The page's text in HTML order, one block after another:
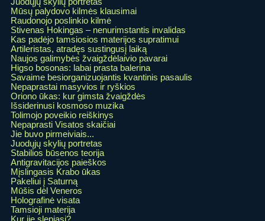
Mūsų palydovo kilmės klausimai
Raudonojo poslinkio kilmė
Stivenas Hokingas – nenurimstantis invalidas
Kas padėjo tamsiosios materijos supratimui
Artileristas, atradęs sustingusį laiką
Naujos galimybės žvaigždėlaivio pavarai
Higso bosonas: labai prasta balerina
Savaime besiorganizuojantis kvantinis pasaulis
Nepaprastai masyvios ir ryškios
Oriono ūkas: kur gimsta žvaigždės
Išsiderinusi kosmoso muzika
Tolimojo poveikio reiškinys
Nepaprasti Visatos skaičiai
Jie buvo pirmeiviais...
Juodųjų skylių portretas
Stabilios būsenos teorija
Antigravitacijos paieškos
Mįslingasis Krabo ūkas
Pakeliui į Saturną
Mūšis dėl Veneros
Holografinė visata
Tamsioji materija